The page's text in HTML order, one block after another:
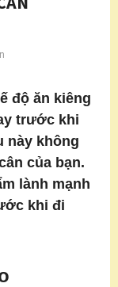
độ ăn kiêng
trước khi
này không
của bạn.
lành mạnh
khi đi